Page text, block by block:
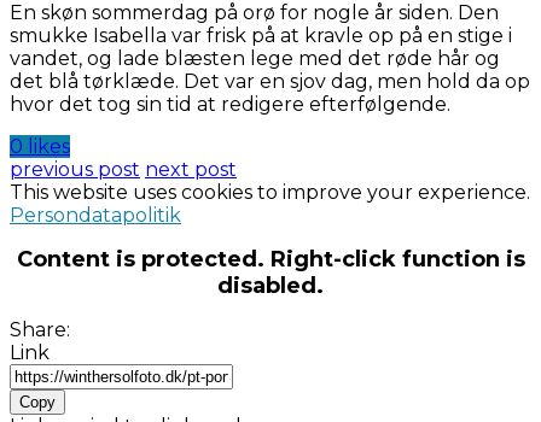
En skøn sommerdag på orø for nogle år siden. Den
smukke Isabella var frisk på at kravle op på en stige i
vandet, og lade blæsten lege med det røde hår og
det blå tørklæde. Det var en sjov dag, men hold da op
hvor det tog sin tid at redigere efterfølgende.
0 likes
previous post next post
This website uses cookies to improve your experience.
Persondatapolitik
Content is protected. Right-click function is
disabled.
Share:
Link
Copy